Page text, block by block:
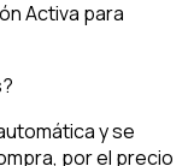
Activa para
y se
por el precio